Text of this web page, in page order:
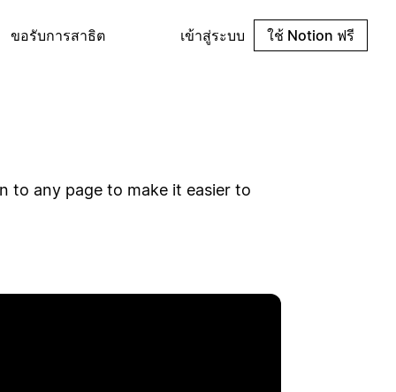
ขอรับการสาธิต เข้าสู่ระบบ ใช้ Notion ฟรี
to any page to make it easier to